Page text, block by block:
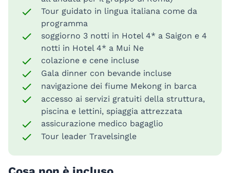
Tour guidato in lingua italiana come da
programma
soggiorno 3 notti in Hotel 4* a Saigon e 4
notti in Hotel 4* a Mui Ne
colazione e cene incluse
Gala dinner con bevande incluse
navigazione dei fiume Mekong in barca
accesso ai servizi gratuiti della struttura,
piscina e lettini, spiaggia attrezzata
assicurazione medico bagaglio
Tour leader Travelsingle